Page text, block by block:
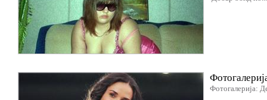
Фотогалерија: